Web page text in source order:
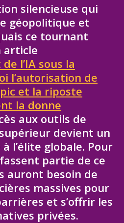
silencieuse qui
géopolitique et
ce tournant
article
l’IA sous la
l’autorisation de
et la riposte
la donne
aux outils de
devient un
l’élite globale. Pour
partie de ce
auront besoin de
massives pour
et s’offrir les
privées.